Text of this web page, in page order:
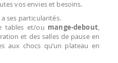
vos envies et besoins.
a ses particularités.
tables et/ou mange-debout,
et des salles de pause en
aux chocs qu’un plateau en